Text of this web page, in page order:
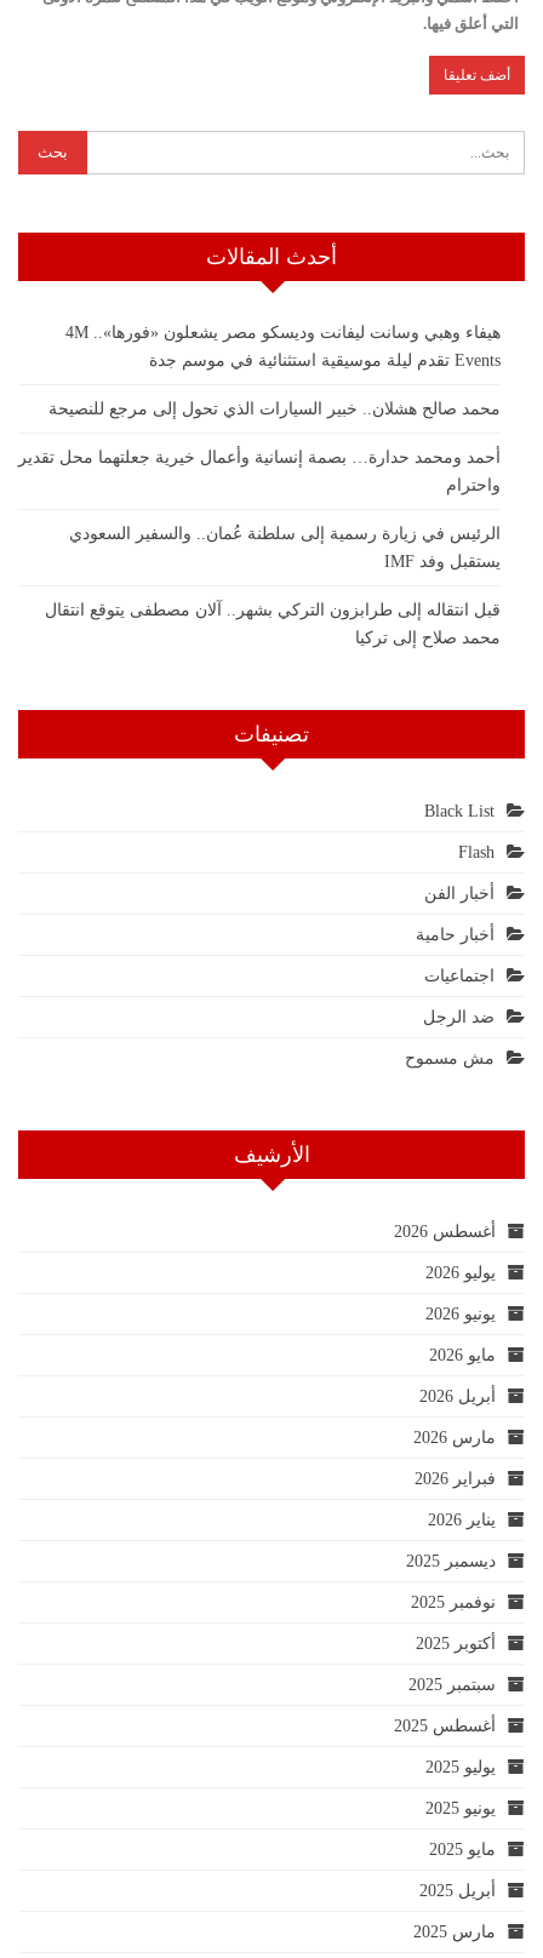
التي أعلق فيها.
أحدث المقالات
هيفاء وهبي وسانت ليفانت وديسكو مصر يشعلون «فورها».. 4M
Events تقدم ليلة موسيقية استثنائية في موسم جدة
محمد صالح هشلان.. خبير السيارات الذي تحول إلى مرجع للنصيحة
أحمد ومحمد حدارة… بصمة إنسانية وأعمال خيرية جعلتهما محل تقدير
واحترام
الرئيس في زيارة رسمية إلى سلطنة عُمان.. والسفير السعودي
يستقبل وفد IMF
قبل انتقاله إلى طرابزون التركي بشهر.. آلان مصطفى يتوقع انتقال
محمد صلاح إلى تركيا
تصنيفات
Black List
Flash
أخبار الفن
أخبار حامية
اجتماعيات
ضد الرجل
مش مسموح
الأرشيف
أغسطس 2026
يوليو 2026
يونيو 2026
مايو 2026
أبريل 2026
مارس 2026
فبراير 2026
يناير 2026
ديسمبر 2025
نوفمبر 2025
أكتوبر 2025
سبتمبر 2025
أغسطس 2025
يوليو 2025
يونيو 2025
مايو 2025
أبريل 2025
مارس 2025